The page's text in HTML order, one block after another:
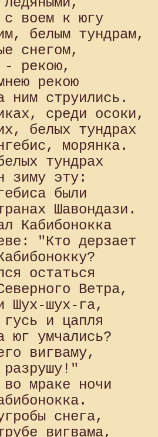
с воем к югу
белым тундрам,
снегом,
- рекою,
рекою
ним струились.
среди осоки,
белых тундрах
морянка.
тундрах
зиму эту:
были
Шавондази.
Кабибонокка
"Кто дерзает
остаться
Ветра,
Шух-шух-га,
гусь и цапля
юг умчались?
вигваму,
мраке ночи
снега,
вигвама,